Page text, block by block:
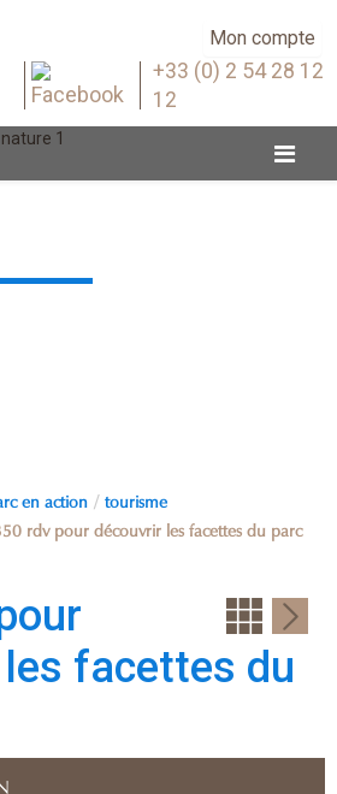
Mon compte
+33 (0) 2 54 28 12
12
en action tourisme
rdv pour découvrir les facettes du parc
facettes du